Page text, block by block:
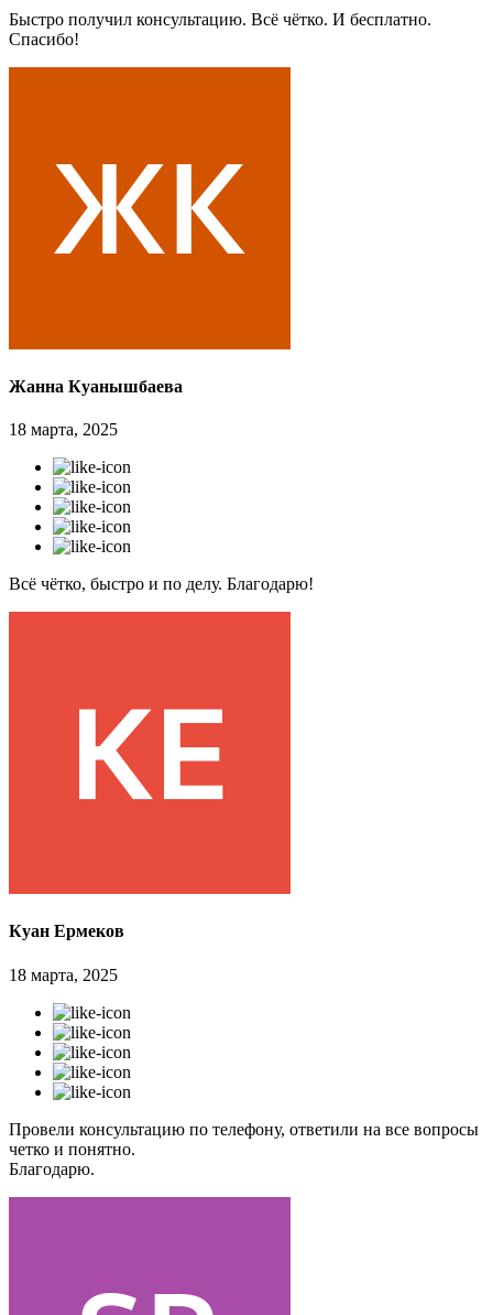
Быстро получил консультацию. Всё чётко. И бесплатно.
Спасибо!
Жанна Куанышбаева
18 марта, 2025
Всё чётко, быстро и по делу. Благодарю!
Куан Ермеков
18 марта, 2025
Провели консультацию по телефону, ответили на все вопросы
четко и понятно.
Благодарю.